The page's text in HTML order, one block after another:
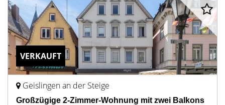
VERKAUFT
Geislingen an der Steige
Großzügige 2-Zimmer-Wohnung mit zwei Balkons